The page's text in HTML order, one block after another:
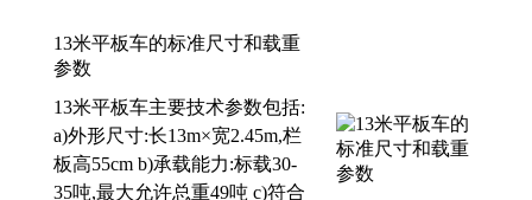
13米平板车的标准尺寸和载重
参数
13米平板车主要技术参数包括:
a)外形尺寸:长13m×宽2.45m,栏
板高55cm b)承载能力:标载30-
35吨,最大允许总重49吨 c)符合